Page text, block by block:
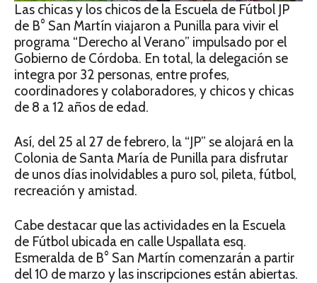
Las chicas y los chicos de la Escuela de Fútbol JP
de B° San Martín viajaron a Punilla para vivir el
programa “Derecho al Verano” impulsado por el
Gobierno de Córdoba. En total, la delegación se
integra por 32 personas, entre profes,
coordinadores y colaboradores, y chicos y chicas
de 8 a 12 años de edad.
Así, del 25 al 27 de febrero, la “JP” se alojará en la
Colonia de Santa María de Punilla para disfrutar
de unos días inolvidables a puro sol, pileta, fútbol,
recreación y amistad.
Cabe destacar que las actividades en la Escuela
de Fútbol ubicada en calle Uspallata esq.
Esmeralda de B° San Martín comenzarán a partir
del 10 de marzo y las inscripciones están abiertas.